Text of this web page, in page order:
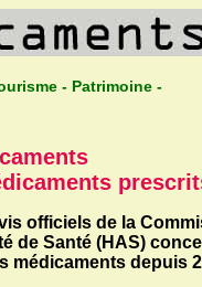
- Patrimoine -
officiels de la
de Santé (HAS)
médicaments depuis